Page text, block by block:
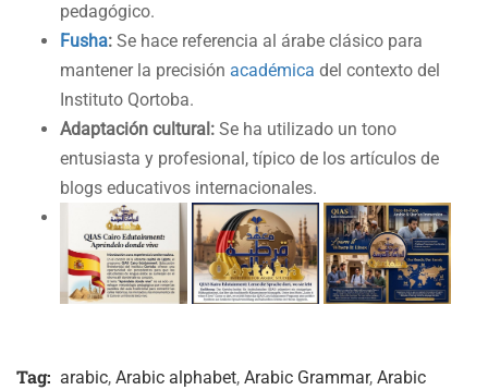
pedagógico.
Fusha: Se hace referencia al árabe clásico para
mantener la precisión académica del contexto del
Instituto Qortoba.
Adaptación cultural: Se ha utilizado un tono
entusiasta y profesional, típico de los artículos de
blogs educativos internacionales.
Tag: arabic, Arabic alphabet, Arabic Grammar, Arabic